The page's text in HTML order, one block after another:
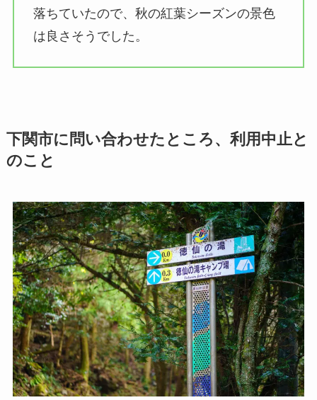
落ちていたので、秋の紅葉シーズンの景色
は良さそうでした。
下関市に問い合わせたところ、利用中止と
のこと